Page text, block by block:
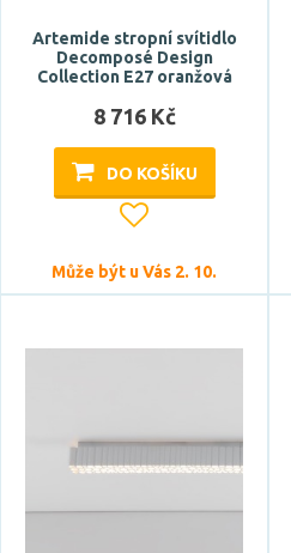
Artemide stropní svítidlo
Decomposé Design
Collection E27 oranžová
8 716 Kč
DO KOŠÍKU
Může být u Vás 2. 10.